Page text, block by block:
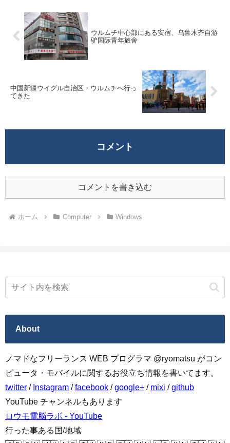
ウルムチ中心部にある安宿、乌鲁木齐自游
驴国际青年旅舍
中国新疆ウイグル自治区・ウルムチへ行っ
てきた
コメント
コメントを書き込む
ホーム Computer Windows
About
ノマドなフリーランス WEB プログラマ @ryomatsu がコン
ピュータ・モバイルに関するお役立ち情報を書いてます。
twitter / Instagram /facebook /google+ / mixi /github
YouTube チャンネルもあります
ロウモ電脳ラボ - YouTube
行った事ある国/地域